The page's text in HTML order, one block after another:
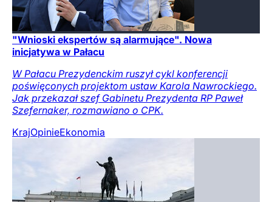
"Wnioski ekspertów są alarmujące". Nowa
inicjatywa w Pałacu
W Pałacu Prezydenckim ruszył cykl konferencji
poświęconych projektom ustaw Karola Nawrockiego.
Jak przekazał szef Gabinetu Prezydenta RP Paweł
Szefernaker, rozmawiano o CPK.
KrajOpinieEkonomia